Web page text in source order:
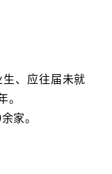
生、应往届未就
。
家。